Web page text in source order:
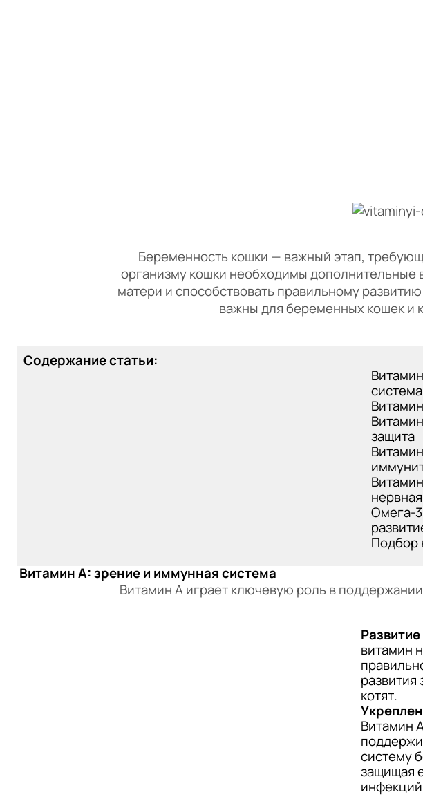
Беременность кошки — важный этап,
организму кошки необходимы
матери и способствовать правильному
важны для беременных кошек и
Содержание статьи:
система
защита
Омега-
Подбор
Витамин A: зрение и иммунная система
Витамин A играет ключевую роль в
витамин
развития
котят.
Витамин
систему
защищая